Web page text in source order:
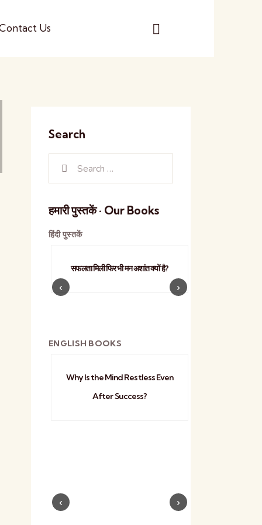
Us
Search
हमारी पुस्तकें · Our Books
हिंदी पुस्तकें
सफलता मिली फिर भी मन अशांत क्यों है?
ENGLISH BOOKS
Why Is the Mind Restless Even
After Success?